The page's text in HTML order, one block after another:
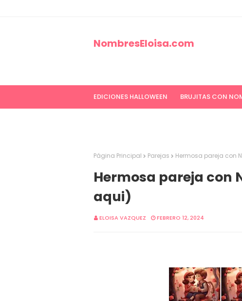
NombresEloisa.com
EDICIONES HALLOWEEN BRUJITAS CON
Página Principal Parejas Hermosa pareja con
Hermosa pareja con
aqui)
ELOISA VAZQUEZ FEBRERO 12, 2024